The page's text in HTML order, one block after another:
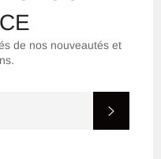
de nos nouveautés et